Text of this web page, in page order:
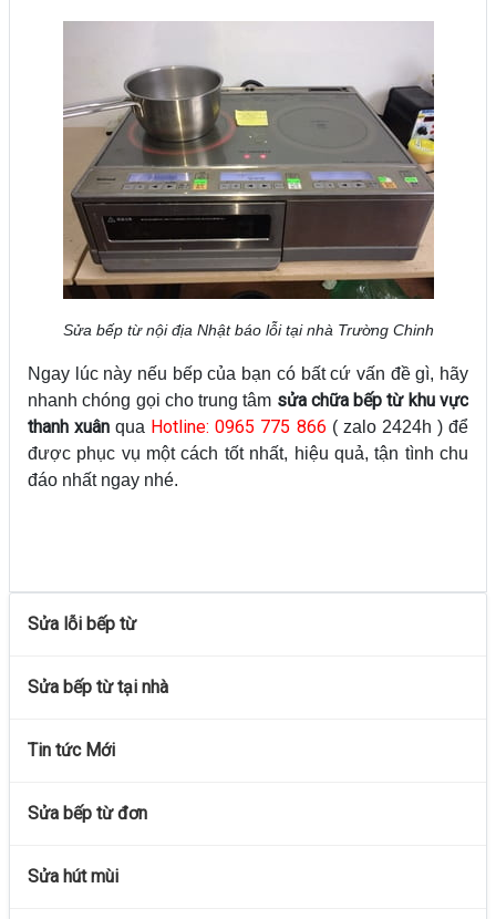
Sửa bếp từ nội địa Nhật báo lỗi tại nhà Trường Chinh
Ngay lúc này nếu bếp của bạn có bất cứ vấn đề gì, hãy
nhanh chóng gọi cho trung tâm sửa chữa bếp từ khu vực
thanh xuân qua Hotline: 0965 775 866 ( zalo 2424h ) để
được phục vụ một cách tốt nhất, hiệu quả, tận tình chu
đáo nhất ngay nhé.
Sửa lỗi bếp từ
Sửa bếp từ tại nhà
Tin tức Mới
Sửa bếp từ đơn
Sửa hút mùi